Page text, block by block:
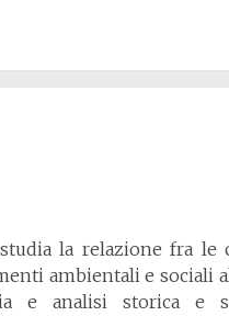
la relazione fra le
ambientali e sociali
e analisi storica